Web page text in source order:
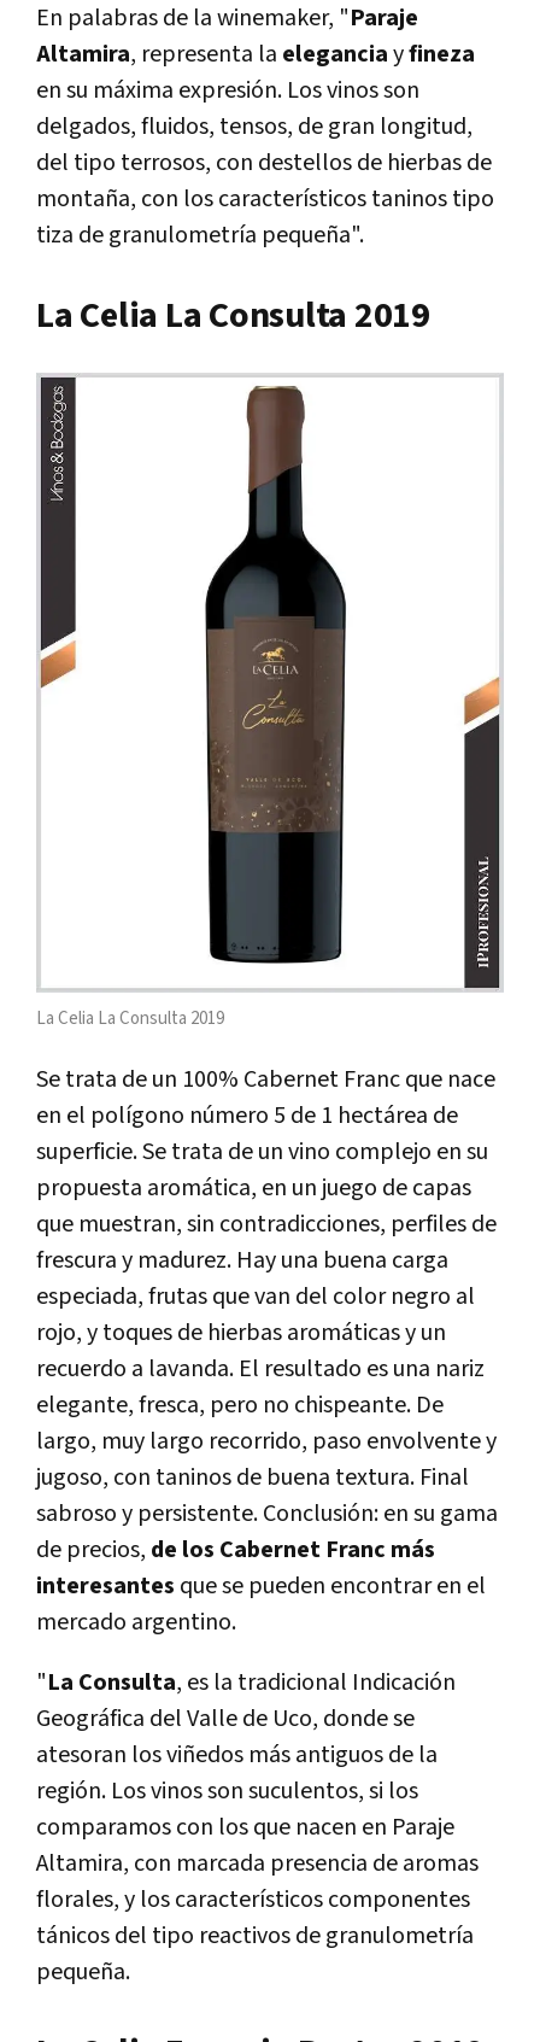
En palabras de la winemaker, "Paraje
Altamira, representa la eleganciayfineza
en su máxima expresión. Los vinos son
delgados, fluidos, tensos, de gran longitud,
del tipo terrosos, con destellos de hierbas de
montaña, con los característicos taninos tipo
tiza de granulometría pequeña".
La Celia La Consulta 2019
La Celia La Consulta 2019
Se trata de un 100% Cabernet Franc que nace
en el polígono número 5 de 1 hectárea de
superficie. Se trata de un vino complejo en su
propuesta aromática, en un juego de capas
que muestran, sin contradicciones, perfiles de
frescura y madurez. Hay una buena carga
especiada, frutas que van del color negro al
rojo, y toques de hierbas aromáticas y un
recuerdo a lavanda. El resultado es una nariz
elegante, fresca, pero no chispeante. De
largo, muy largo recorrido, paso envolvente y
jugoso, con taninos de buena textura. Final
sabroso y persistente. Conclusión: en su gama
de precios, de los Cabernet Franc más
interesantes que se pueden encontrar en el
mercado argentino.
"La Consulta, es la tradicional Indicación
Geográfica del Valle de Uco, donde se
atesoran los viñedos más antiguos de la
región. Los vinos son suculentos, si los
comparamos con los que nacen en Paraje
Altamira, con marcada presencia de aromas
florales, y los característicos componentes
tánicos del tipo reactivos de granulometría
pequeña.